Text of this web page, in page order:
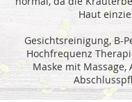
Haut
Gesichtsreinigung, B-
Hochfrequenz
Maske mit Massage,